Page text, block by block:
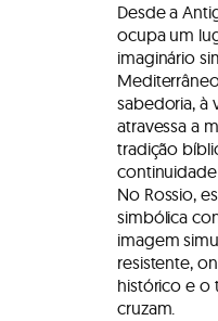
Desde a
ocupa um
imaginário
sabedoria, à
atravessa a
tradição
No Rossio,
simbólica
imagem
resistente,
histórico e o
cruzam.